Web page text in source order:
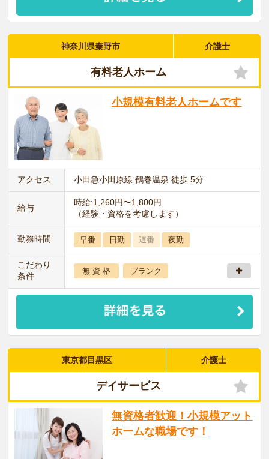
神奈川県秦野市 介護士
有料老人ホーム
小規模有料老人ホームです
アクセス 小田急小田原線 鶴巻温泉 徒歩 5分
給与
時給:1,260円〜1,800円
（経験・資格を考慮します）
勤務時間 早番 日勤 遅番 夜勤
こだわり
条件
無 資 格 ブランク
東京都目黒区 介護士
デイサービス
無資格者歓迎！小規模アット
ホームな職場です！